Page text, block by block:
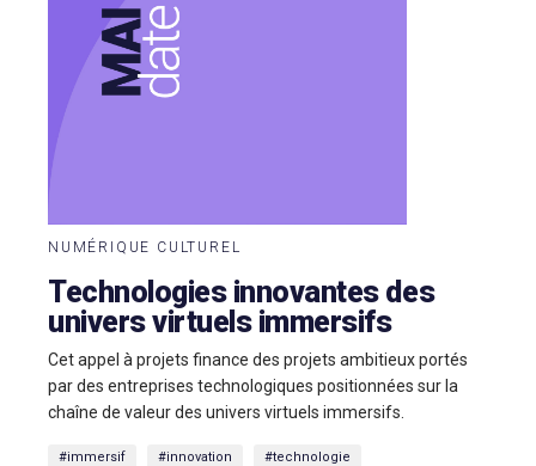
NUMÉRIQUE CULTUREL
Technologies innovantes des
univers virtuels immersifs
Cet appel à projets finance des projets ambitieux portés
par des entreprises technologiques positionnées sur la
chaîne de valeur des univers virtuels immersifs.
#immersif #innovation #technologie